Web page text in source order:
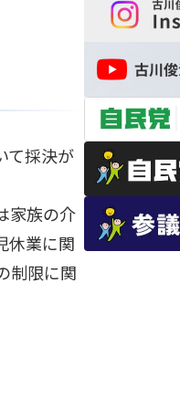
て採決が
家族の介
休業に関
制限に関